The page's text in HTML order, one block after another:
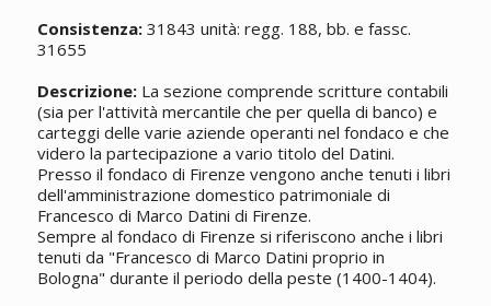
Consistenza:31843 unità: regg. 188, bb. e fassc.
31655
Descrizione:La sezione comprende scritture contabili
(sia per l'attività mercantile che per quella di banco) e
carteggi delle varie aziende operanti nel fondaco e che
videro la partecipazione a vario titolo del Datini.
Presso il fondaco di Firenze vengono anche tenuti i libri
dell'amministrazione domestico patrimoniale di
Francesco di Marco Datini di Firenze.
Sempre al fondaco di Firenze si riferiscono anche i libri
tenuti da "Francesco di Marco Datini proprio in
Bologna" durante il periodo della peste (1400-1404).